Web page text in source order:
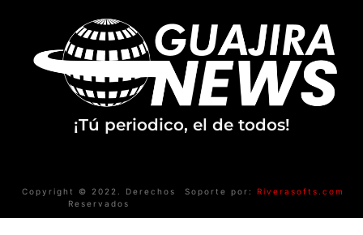
¡Tú periodico, el de todos!
Copyright © 2022. Derechos
Reservados
Soporte por: Riverasofts.com